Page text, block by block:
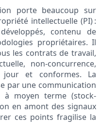
porte beaucoup sur
intellectuelle (PI) :
contenu de
propriétaires. Il
les contrats de travail,
non-concurrence,
et conformes. La
par une communication
à moyen terme (stock-
en amont des signaux
ces points fragilise la